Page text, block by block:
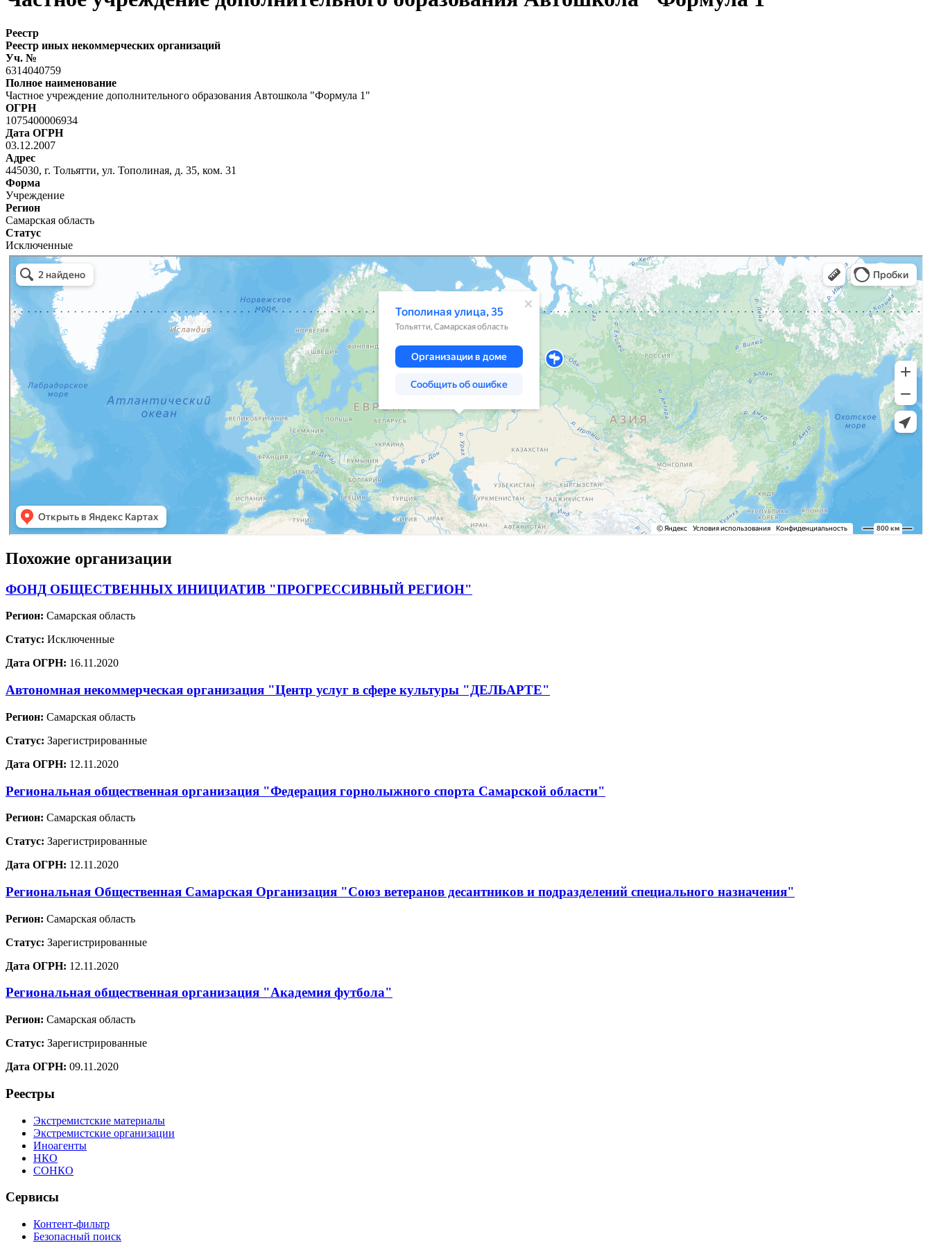
Реестр
Реестр иных некоммерческих организаций
Уч. №
6314040759
Полное наименование
Частное учреждение дополнительного образования Автошкола "Формула 1"
ОГРН
1075400006934
Дата ОГРН
03.12.2007
Адрес
445030, г. Тольятти, ул. Тополиная, д. 35, ком. 31
Форма
Учреждение
Регион
Самарская область
Статус
Исключенные
Похожие организации
ФОНД ОБЩЕСТВЕННЫХ ИНИЦИАТИВ "ПРОГРЕССИВНЫЙ РЕГИОН"
Регион: Самарская область
Статус: Исключенные
Дата ОГРН: 16.11.2020
Автономная некоммерческая организация "Центр услуг в сфере культуры "ДЕЛЬАРТЕ"
Регион: Самарская область
Статус: Зарегистрированные
Дата ОГРН: 12.11.2020
Региональная общественная организация "Федерация горнолыжного спорта Самарской области"
Регион: Самарская область
Статус: Зарегистрированные
Дата ОГРН: 12.11.2020
Региональная Общественная Самарская Организация "Союз ветеранов десантников и подразделений специального назначения"
Регион: Самарская область
Статус: Зарегистрированные
Дата ОГРН: 12.11.2020
Региональная общественная организация "Академия футбола"
Регион: Самарская область
Статус: Зарегистрированные
Дата ОГРН: 09.11.2020
Реестры
Экстремистские материалы
Экстремистские организации
Иноагенты
НКО
СОНКО
Сервисы
Контент-фильтр
Безопасный поиск